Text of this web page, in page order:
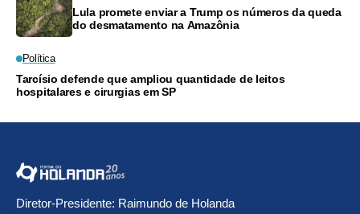
Lula promete enviar a Trump os números da queda
do desmatamento na Amazônia
Política
Tarcísio defende que ampliou quantidade de leitos
hospitalares e cirurgias em SP
Diretor-Presidente: Raimundo de Holanda